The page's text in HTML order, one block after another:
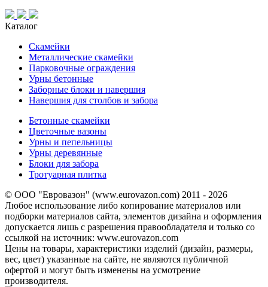
Каталог
Скамейки
Металлические скамейки
Парковочные ограждения
Урны бетонные
Заборные блоки и навершия
Навершия для столбов и забора
Бетонные скамейки
Цветочные вазоны
Урны и пепельницы
Урны деревянные
Блоки для забора
Тротуарная плитка
© ООО "Евровазон" (www.eurovazon.com) 2011 - 2026
Любое использование либо копирование материалов или
подборки материалов сайта, элементов дизайна и оформления
допускается лишь с разрешения правообладателя и только со
ссылкой на источник: www.eurovazon.com
Цены на товары, характеристики изделий (дизайн, размеры,
вес, цвет) указанные на сайте, не являются публичной
офертой и могут быть изменены на усмотрение
производителя.